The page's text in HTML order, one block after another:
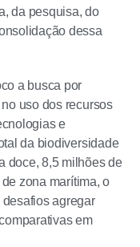
da pesquisa, do
dessa
a busca por
uso dos recursos
e
da biodiversidade
doce, 8,5 milhões de
de zona marítima, o
agregar
em